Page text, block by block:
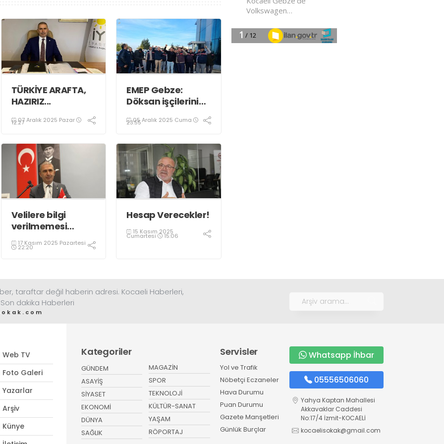
TÜRKİYE ARAFTA,
HAZIRIZ...
07 Aralık 2025 Pazar
12:27
EMEP Gebze:
Döksan işçilerinin
mücadelelerini
05 Aralık 2025 Cuma
23:55
Velilere bilgi
verilmemesi
kararı kim
tarafından alındı?
17 Kasım 2025 Pazartesi
22:20
Hesap Verecekler!
15 Kasım 2025
Cumartesi 15:06
taraftar değil haberin adresi. Kocaeli Haberleri,
dakika Haberleri
Web TV
Foto Galeri
Yazarlar
Arşiv
Künye
Kategoriler
GÜNDEM
ASAYİŞ
SİYASET
EKONOMİ
DÜNYA
SAĞLIK
MAGAZİN
SPOR
TEKNOLOJİ
KÜLTÜR-SANAT
YAŞAM
RÖPORTAJ
Servisler
Yol ve Trafik
Nöbetçi Eczaneler
Hava Durumu
Puan Durumu
Gazete Manşetleri
Günlük Burçlar
Whatsapp İhbar
05556506060
Yahya Kaptan Mahallesi
Akkavaklar Caddesi
No:17/4 İzmit-KOCAELİ
kocaelisokak@gmail.com